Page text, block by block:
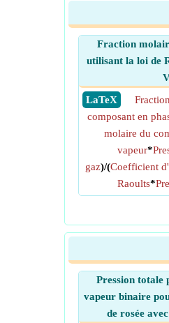
Fraction
utilisant la loi de
​ LaTeX
composant en
molaire du
vapeur*
gaz)/(Coefficient
Raoults*
Pression totale
vapeur binaire
de rosée